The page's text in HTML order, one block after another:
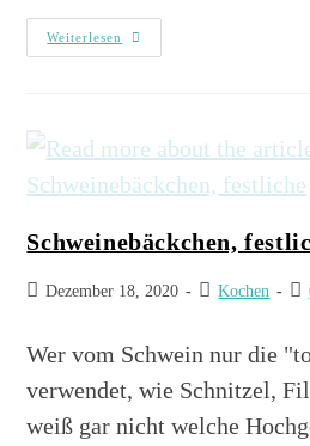
Weiterlesen
Schweinebäckchen,
Dezember 18, 2020 Kochen
Wer vom Schwein nur die
verwendet, wie Schnitzel,
weiß gar nicht welche